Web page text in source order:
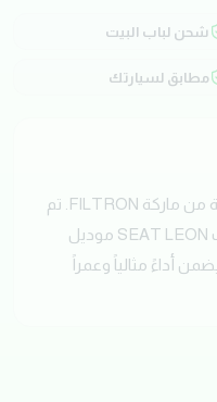
شحن لباب البيت
مطابق لسيارتك
احصل الآن على فلتر هواء بجودة عالية من ماركة FILTRON. تم
تصميم هذه القطعة خصيصاً لسيارات SEAT LEON موديل
يضمن أداءً مثالياً وعمراً